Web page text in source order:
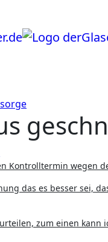
Kontrolltermin wegen
das es besser sei,
zum einen kann